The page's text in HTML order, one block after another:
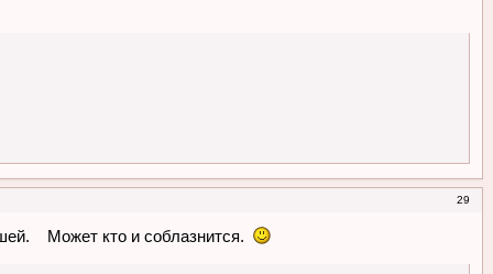
29
Может кто и соблазнится.